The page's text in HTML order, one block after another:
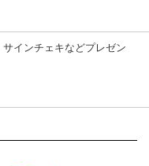
インチェキなどプレゼン